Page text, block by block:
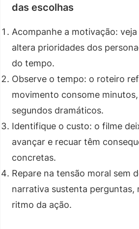
das escolhas
Acompanhe a motivação:
altera prioridades dos
do tempo.
Observe o tempo: o roteiro
movimento consome
segundos dramáticos.
Identifique o custo: o filme
avançar e recuar têm
concretas.
Repare na tensão moral sem
narrativa sustenta perguntas,
ritmo da ação.